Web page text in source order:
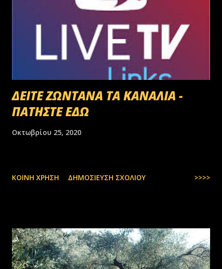
ΔΕΙΤΕ ΖΩΝΤΑΝΑ ΤΑ ΚΑΝΑΛΙΑ -
ΠΑΤΗΣΤΕ ΕΔΩ
Οκτωβρίου 25, 2020
ΚΟΙΝΉ ΧΡΉΣΗ ΔΗΜΟΣΊΕΥΣΗ ΣΧΟΛΊΟΥ >>>>